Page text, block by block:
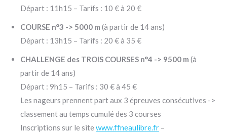
Départ : 11h15 – Tarifs : 10 € à 20 €
COURSE n°3 -> 5000 m (à partir de 14 ans)
Départ : 13h15 – Tarifs : 20 € à 35 €
CHALLENGE des TROIS COURSES n°4 -> 9500 m (à
partir de 14 ans)
Départ : 9h15 – Tarifs : 30 € à 45 €
Les nageurs prennent part aux 3 épreuves consécutives ->
classement au temps cumulé des 3 courses
Inscriptions sur le site www.ffneaulibre.fr –